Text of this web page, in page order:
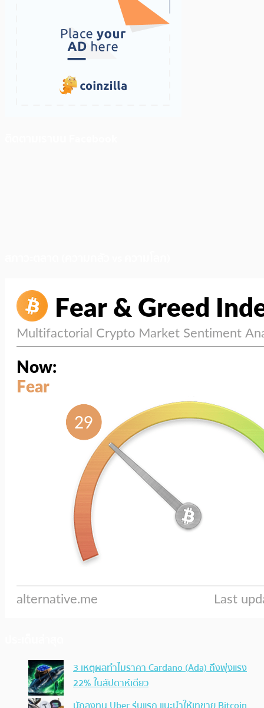
3 เหตุผลทำไมราคา Cardano (Ada) ถึงพุ่งแรง
22% ในสัปดาห์เดียว